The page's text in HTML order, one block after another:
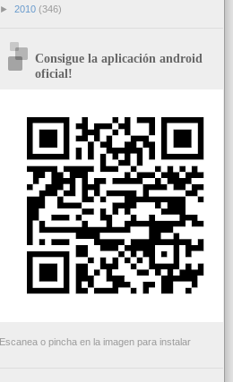
► 2010 (346)
Consigue la aplicación android
oficial!
Escanea o pincha en la imagen para instalar